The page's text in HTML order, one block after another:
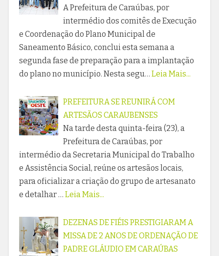
A Prefeitura de Caraúbas, por
intermédio dos comitês de Execução
e Coordenação do Plano Municipal de
Saneamento Básico, conclui esta semana a
segunda fase de preparação para a implantação
do plano no município. Nesta segu… Leia Mais...
PREFEITURA SE REUNIRÁ COM
ARTESÃOS CARAUBENSES
Na tarde desta quinta-feira (23), a
Prefeitura de Caraúbas, por
intermédio da Secretaria Municipal do Trabalho
e Assistência Social, reúne os artesãos locais,
para oficializar a criação do grupo de artesanato
e detalhar … Leia Mais...
DEZENAS DE FIÉIS PRESTIGIARAM A
MISSA DE 2 ANOS DE ORDENAÇÃO DE
PADRE GLÁUDIO EM CARAÚBAS